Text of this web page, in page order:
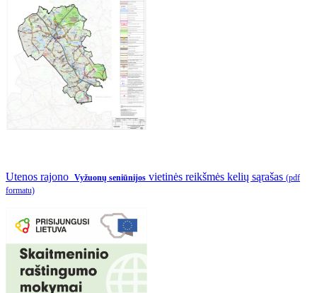
Utenos rajono Vyžuonų seniūnijos vietinės reikšmės kelių sąrašas (pdf
formatu)